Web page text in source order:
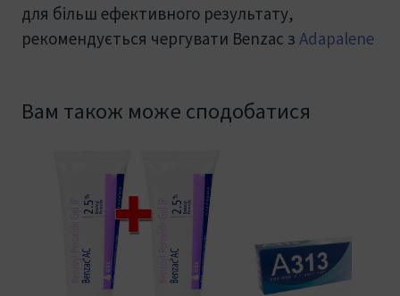
для більш ефективного результату,
рекомендується чергувати Benzac з Adapalene
Вам також може сподобатися